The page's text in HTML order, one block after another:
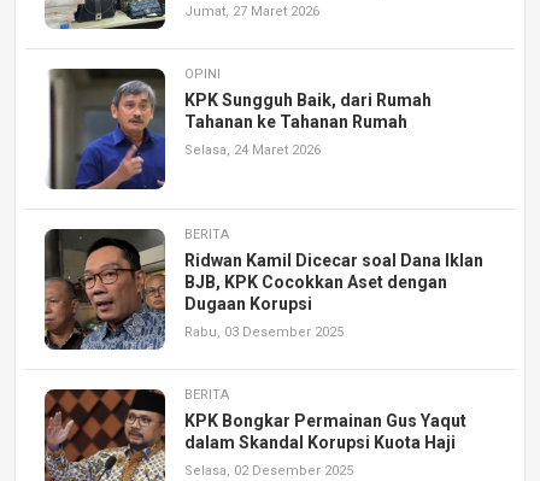
Jumat, 27 Maret 2026
OPINI
KPK Sungguh Baik, dari Rumah
Tahanan ke Tahanan Rumah
Selasa, 24 Maret 2026
BERITA
Ridwan Kamil Dicecar soal Dana Iklan
BJB, KPK Cocokkan Aset dengan
Dugaan Korupsi
Rabu, 03 Desember 2025
BERITA
KPK Bongkar Permainan Gus Yaqut
dalam Skandal Korupsi Kuota Haji
Selasa, 02 Desember 2025